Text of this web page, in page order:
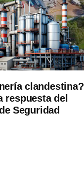
clandestina?
respuesta del
Seguridad